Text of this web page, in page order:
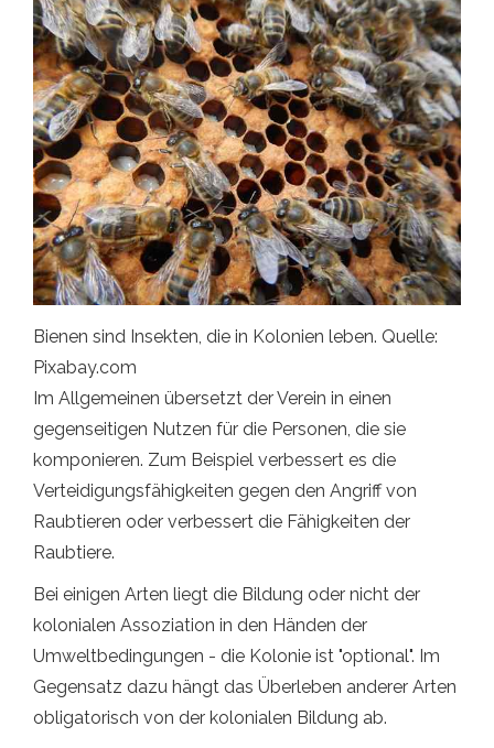
Bienen sind Insekten, die in Kolonien leben. Quelle:
Pixabay.com
Im Allgemeinen übersetzt der Verein in einen
gegenseitigen Nutzen für die Personen, die sie
komponieren. Zum Beispiel verbessert es die
Verteidigungsfähigkeiten gegen den Angriff von
Raubtieren oder verbessert die Fähigkeiten der
Raubtiere.
Bei einigen Arten liegt die Bildung oder nicht der
kolonialen Assoziation in den Händen der
Umweltbedingungen - die Kolonie ist "optional". Im
Gegensatz dazu hängt das Überleben anderer Arten
obligatorisch von der kolonialen Bildung ab.